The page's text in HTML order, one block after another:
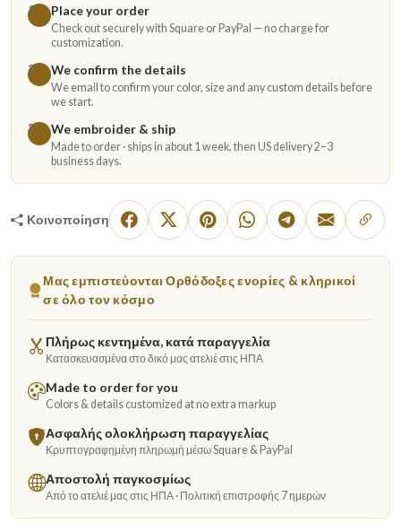
1 Place your order
Check out securely with Square or PayPal — no charge for
customization.
2
We confirm the details
We email to confirm your color, size and any custom details before
we start.
3
We embroider & ship
Made to order · ships in about 1 week, then US delivery 2–3
business days.
Κοινοποίηση
Μας εμπιστεύονται Ορθόδοξες ενορίες & κληρικοί
σε όλο τον κόσμο
Πλήρως κεντημένα, κατά παραγγελία
Κατασκευασμένα στο δικό μας ατελιέ στις ΗΠΑ
Made to order for you
Colors & details customized at no extra markup
Ασφαλής ολοκλήρωση παραγγελίας
Κρυπτογραφημένη πληρωμή μέσω Square & PayPal
Αποστολή παγκοσμίως
Από το ατελιέ μας στις ΗΠΑ · Πολιτική επιστροφής 7 ημερών